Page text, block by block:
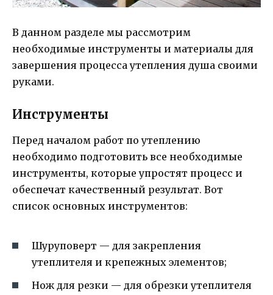
В данном разделе мы рассмотрим
необходимые инструменты и материалы для
завершения процесса утепления душа своими
руками.
Инструменты
Перед началом работ по утеплению
необходимо подготовить все необходимые
инструменты, которые упростят процесс и
обеспечат качественный результат. Вот
список основных инструментов:
Шуруповерт — для закрепления
утеплителя и крепежных элементов;
Нож для резки — для обрезки утеплителя